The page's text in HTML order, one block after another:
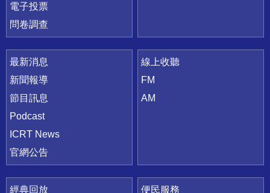
電子投票
問卷調查
最新消息
新聞報導
節目訊息
Podcast
ICRT News
官網公告
線上收聽
FM
AM
經典回放
便民服務